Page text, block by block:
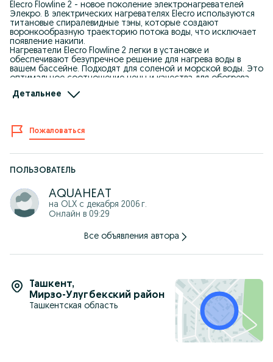
Elecro Flowline 2 - новое поколение электронагревателей
Элекро. В электрических нагревателях Elecro используются
титановые спиралевидные тэны, которые создают
воронкообразную траекторию потока воды, что исключает
появление накипи.
Нагреватели Elecro Flowline 2 легки в установке и
обеспечивают безупречное решение для нагрева воды в
вашем бассейне. Подходят для соленой и морской воды. Это
оптимальное соотношение цены и качества для обогрева
В наличии имеются мощности:
Страна производитель: Великобритания.
Гарантия качества.
Детальнее
Пожаловаться
ПОЛЬЗОВАТЕЛЬ
AQUAHEAT
на OLX с декабря 2006 г.
Онлайн в 09:29
Все объявления автора
Ташкент,
Мирзо-Улугбекский район
Ташкентская область